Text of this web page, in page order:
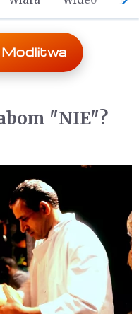
Modlitwa
"NIE"?